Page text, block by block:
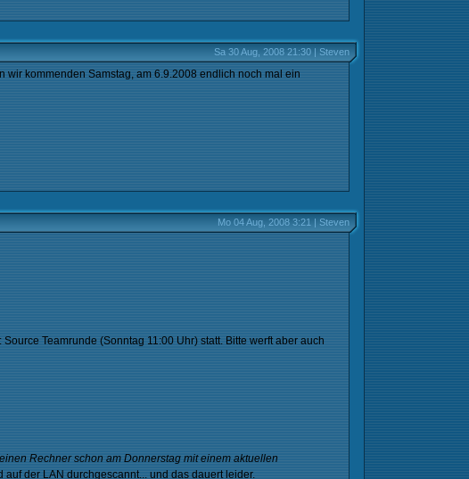
Sa 30 Aug, 2008 21:30 | Steven
kommenden Samstag, am 6.9.2008 endlich noch mal ein
Mo 04 Aug, 2008 3:21 | Steven
Teamrunde (Sonntag 11:00 Uhr) statt. Bitte werft aber auch
Rechner schon am Donnerstag mit einem aktuellen
der LAN durchgescannt... und das dauert leider.